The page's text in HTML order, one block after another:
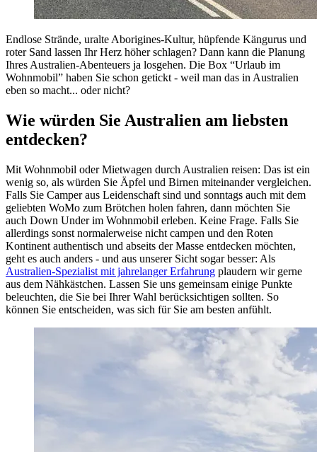
Endlose Strände, uralte Aborigines-Kultur, hüpfende Kängurus und
roter Sand lassen Ihr Herz höher schlagen? Dann kann die Planung
Ihres Australien-Abenteuers ja losgehen. Die Box “Urlaub im
Wohnmobil” haben Sie schon getickt - weil man das in Australien
eben so macht... oder nicht?
Wie würden Sie Australien am liebsten
entdecken?
Mit Wohnmobil oder Mietwagen durch Australien reisen: Das ist ein
wenig so, als würden Sie Äpfel und Birnen miteinander vergleichen.
Falls Sie Camper aus Leidenschaft sind und sonntags auch mit dem
geliebten WoMo zum Brötchen holen fahren, dann möchten Sie
auch Down Under im Wohnmobil erleben. Keine Frage. Falls Sie
allerdings sonst normalerweise nicht campen und den Roten
Kontinent authentisch und abseits der Masse entdecken möchten,
geht es auch anders - und aus unserer Sicht sogar besser: Als
Australien-Spezialist mit jahrelanger Erfahrung plaudern wir gerne
aus dem Nähkästchen. Lassen Sie uns gemeinsam einige Punkte
beleuchten, die Sie bei Ihrer Wahl berücksichtigen sollten. So
können Sie entscheiden, was sich für Sie am besten anfühlt.